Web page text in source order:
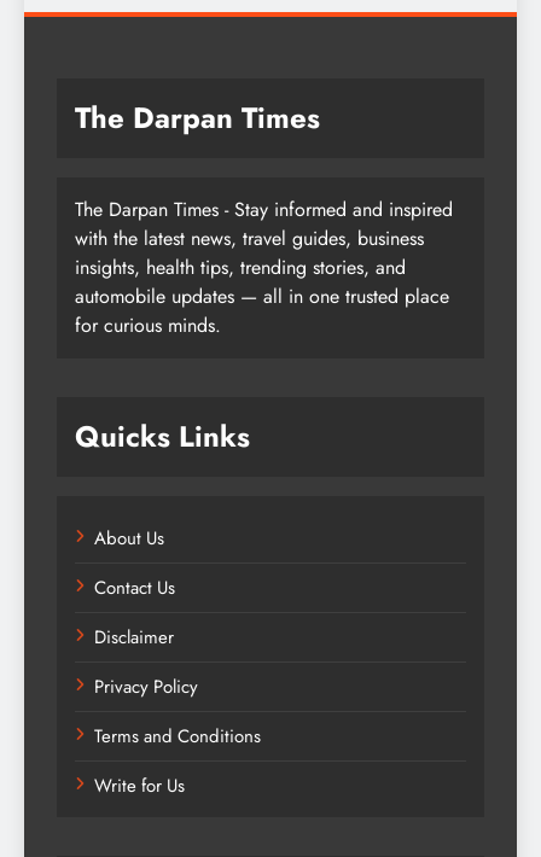
The Darpan Times
The Darpan Times - Stay informed and inspired
with the latest news, travel guides, business
insights, health tips, trending stories, and
automobile updates — all in one trusted place
for curious minds.
Quicks Links
About Us
Contact Us
Disclaimer
Privacy Policy
Terms and Conditions
Write for Us